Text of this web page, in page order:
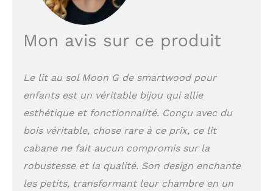
transforme le couchage
enfant. Créez un
univers féerique où
votre petit peut s'isoler
et s'endormir
paisiblement dans son
propre cocon.
STRUCTURE ROBUSTE
EN BOIS MASSIF :
Fabriqué en pin massif
Mon avis sur ce produit
Le lit au sol Moon G de smartwood pour
enfants est un véritable bijou qui allie
esthétique et fonctionnalité. Conçu avec du
bois véritable, chose rare à ce prix, ce lit
cabane ne fait aucun compromis sur la
robustesse et la qualité. Son design enchante
les petits, transformant leur chambre en un